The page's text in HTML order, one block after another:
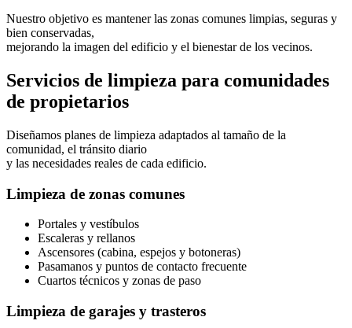
Nuestro objetivo es mantener las zonas comunes limpias, seguras y
bien conservadas,
mejorando la imagen del edificio y el bienestar de los vecinos.
Servicios de limpieza para comunidades
de propietarios
Diseñamos planes de limpieza adaptados al tamaño de la
comunidad, el tránsito diario
y las necesidades reales de cada edificio.
Limpieza de zonas comunes
Portales y vestíbulos
Escaleras y rellanos
Ascensores (cabina, espejos y botoneras)
Pasamanos y puntos de contacto frecuente
Cuartos técnicos y zonas de paso
Limpieza de garajes y trasteros